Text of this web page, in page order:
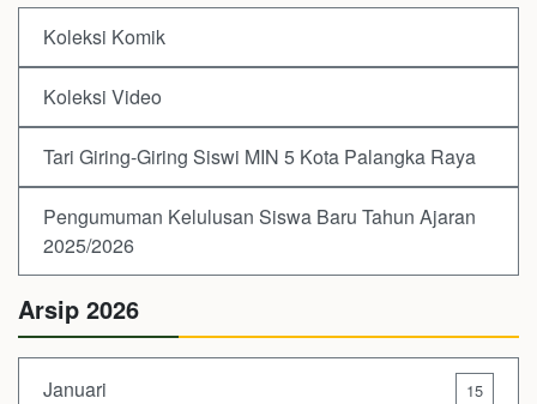
Koleksi Komik
Koleksi Video
Tari Giring-Giring Siswi MIN 5 Kota Palangka Raya
Pengumuman Kelulusan Siswa Baru Tahun Ajaran
2025/2026
Arsip 2026
Januari 15